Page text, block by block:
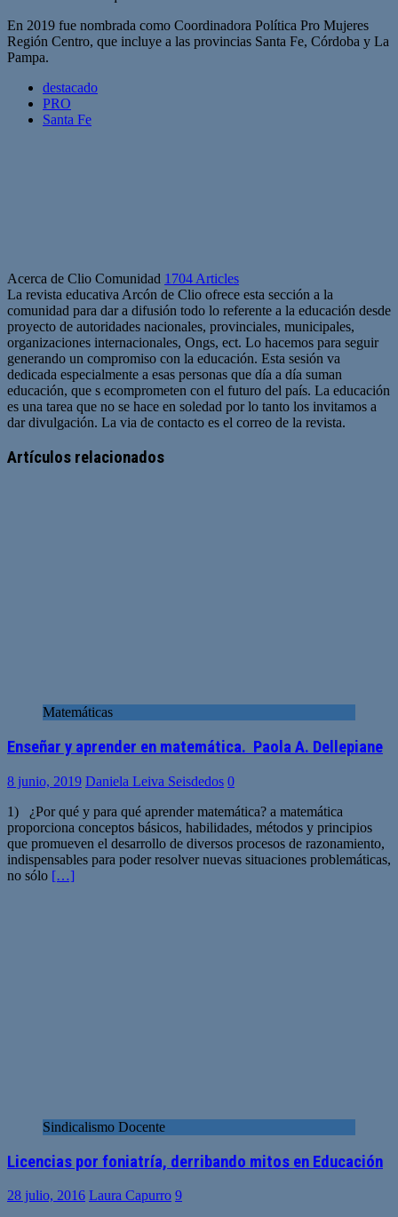
En 2019 fue nombrada como Coordinadora Política Pro Mujeres
Región Centro, que incluye a las provincias Santa Fe, Córdoba y La
Pampa.
destacado
PRO
Santa Fe
Acerca de Clio Comunidad 1704 Articles
La revista educativa Arcón de Clio ofrece esta sección a la
comunidad para dar a difusión todo lo referente a la educación desde
proyecto de autoridades nacionales, provinciales, municipales,
organizaciones internacionales, Ongs, ect. Lo hacemos para seguir
generando un compromiso con la educación. Esta sesión va
dedicada especialmente a esas personas que día a día suman
educación, que s ecomprometen con el futuro del país. La educación
es una tarea que no se hace en soledad por lo tanto los invitamos a
dar divulgación. La via de contacto es el correo de la revista.
web
Artículos relacionados
Matemáticas
Enseñar y aprender en matemática. Paola A. Dellepiane
8 junio, 2019 Daniela Leiva Seisdedos 0
1) ¿Por qué y para qué aprender matemática? a matemática
proporciona conceptos básicos, habilidades, métodos y principios
que promueven el desarrollo de diversos procesos de razonamiento,
indispensables para poder resolver nuevas situaciones problemáticas,
no sólo […]
Sindicalismo Docente
Licencias por foniatría, derribando mitos en Educación
28 julio, 2016 Laura Capurro 9